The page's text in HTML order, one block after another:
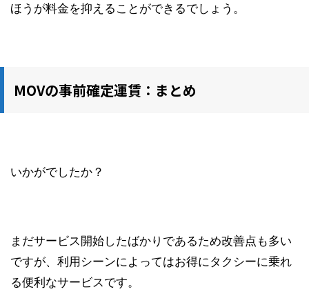
ほうが料金を抑えることができるでしょう。
MOVの事前確定運賃：まとめ
いかがでしたか？
まだサービス開始したばかりであるため改善点も多い
ですが、利用シーンによってはお得にタクシーに乗れ
る便利なサービスです。